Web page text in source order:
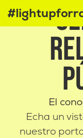
El
Echa un
nuestro